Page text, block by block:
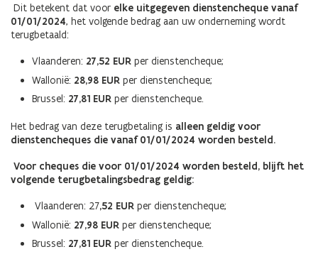
Dit betekent dat voor elke uitgegeven dienstencheque vanaf
01/01/2024, het volgende bedrag aan uw onderneming wordt
terugbetaald:
Vlaanderen: 27,52 EUR per dienstencheque;
Wallonië: 28,98 EUR per dienstencheque;
Brussel: 27,81 EUR per dienstencheque.
Het bedrag van deze terugbetaling is alleen geldig voor
dienstencheques die vanaf 01/01/2024 worden besteld.
Voor cheques die voor 01/01/2024 worden besteld, blijft het
volgende terugbetalingsbedrag geldig:
Vlaanderen: 27,52 EUR per dienstencheque;
Wallonië: 27,98 EUR per dienstencheque;
Brussel: 27,81 EUR per dienstencheque.